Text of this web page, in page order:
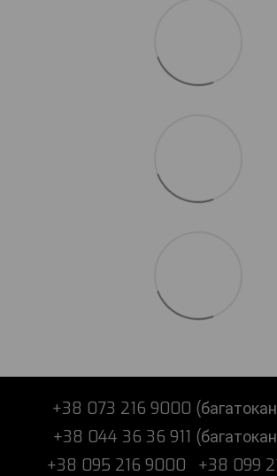
+38 073 216 9000
+38 044 36 36 911
+38 095 216 9000
+38 099